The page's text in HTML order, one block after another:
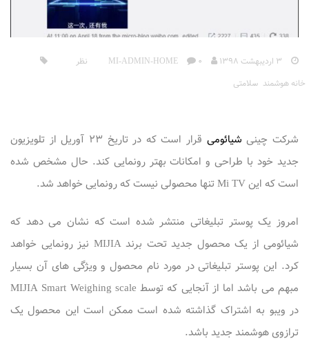
3 اردیبهشت 1398
0 نظر
خانه هوشمند
،
سلامتی
شرکت چینی شیائومی
قرار است که در تاریخ 23 آوریل از تلویزیون
جدید خود با طراحی و امکانات بهتر رونمایی کند. حال مشخص شده
است که این Mi TV تنها محصولی نیست که رونمایی خواهد شد.
امروز یک پوستر تبلیغاتی منتشر شده است که نشان می دهد که
شیائومی از یک محصول جدید تحت برند MIJIA نیز رونمایی خواهد
کرد. این پوستر تبلیغاتی در مورد نام محصول و ویژگی های آن بسیار
مبهم می باشد اما از آنجایی که توسط MIJIA Smart Weighing scale
در ویبو به اشتراک گذاشته شده است ممکن است این محصول یک
ترازوی هوشمند جدید باشد.